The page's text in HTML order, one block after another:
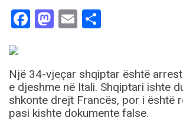
Facebook
Mastodon
Email
Një 34-vjeçar shqiptar është
e djeshme në Itali. Shqiptari ishte
shkonte drejt Francës, por i është
pasi kishte dokumente false.